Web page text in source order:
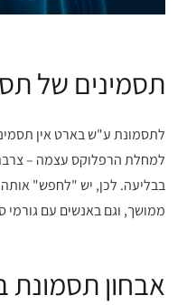
תסמינים של
לתסמונת ע"ש בארט אין
למחלת הרפלוקס עצמה –
בבליעה. לכן, יש "לחפש"
ממושך, וגם באנשים עם גורמי
אבחון תסמונת